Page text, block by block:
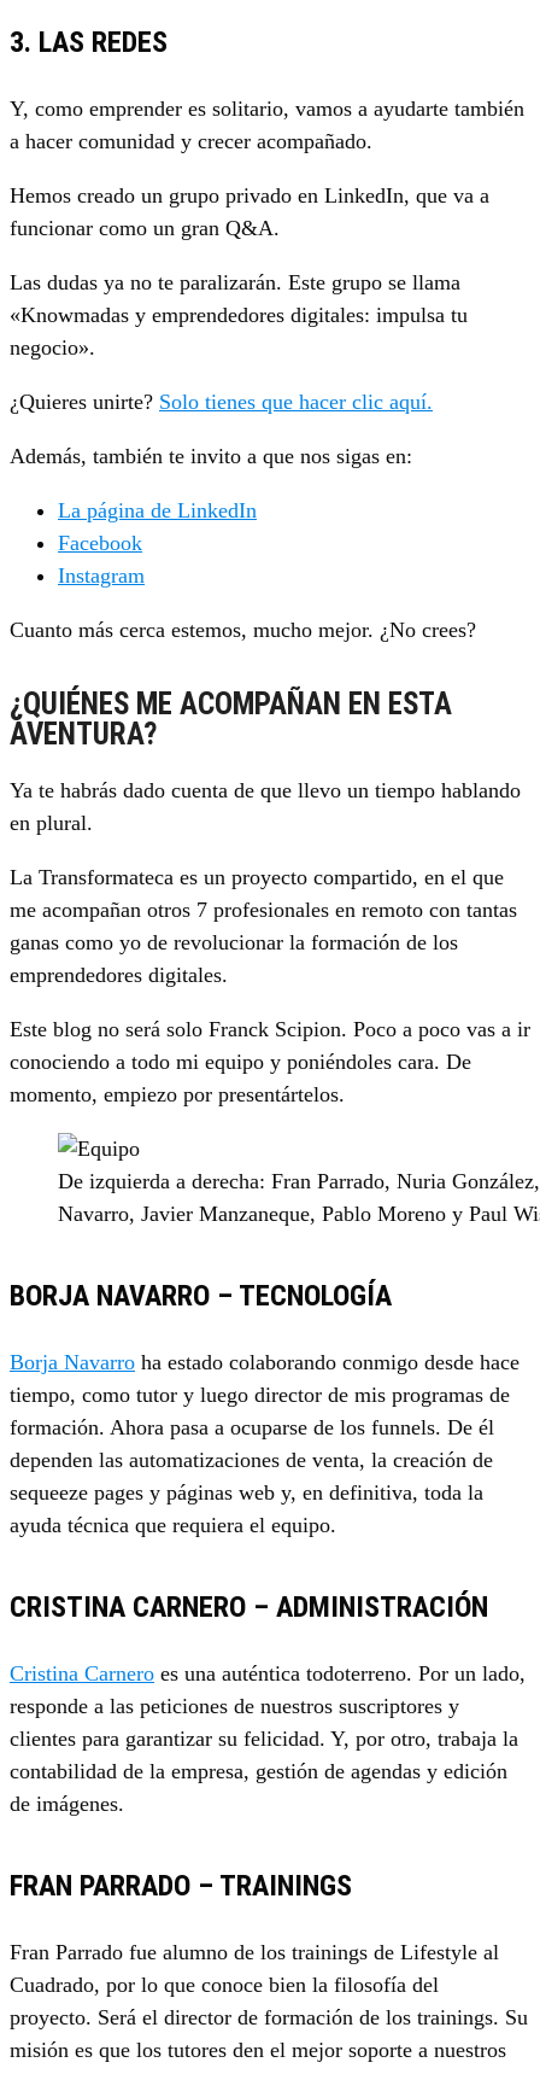
3. LAS REDES
Y, como emprender es solitario, vamos a ayudarte también
a hacer comunidad y crecer acompañado.
Hemos creado un grupo privado en LinkedIn, que va a
funcionar como un gran Q&A.
Las dudas ya no te paralizarán. Este grupo se llama
«Knowmadas y emprendedores digitales: impulsa tu
negocio».
¿Quieres unirte? Solo tienes que hacer clic aquí.
Además, también te invito a que nos sigas en:
La página de LinkedIn
Facebook
Instagram
Cuanto más cerca estemos, mucho mejor. ¿No crees?
¿QUIÉNES ME ACOMPAÑAN EN ESTA
AVENTURA?
Ya te habrás dado cuenta de que llevo un tiempo hablando
en plural.
La Transformateca es un proyecto compartido, en el que
me acompañan otros 7 profesionales en remoto con tantas
ganas como yo de revolucionar la formación de los
emprendedores digitales.
Este blog no será solo Franck Scipion. Poco a poco vas a ir
conociendo a todo mi equipo y poniéndoles cara. De
momento, empiezo por presentártelos.
De izquierda a derecha: Fran Parrado, Nuria
Navarro, Javier Manzaneque, Pablo Moreno y Paul
BORJA NAVARRO – TECNOLOGÍA
Borja Navarro ha estado colaborando conmigo desde hace
tiempo, como tutor y luego director de mis programas de
formación. Ahora pasa a ocuparse de los funnels. De él
dependen las automatizaciones de venta, la creación de
sequeeze pages y páginas web y, en definitiva, toda la
ayuda técnica que requiera el equipo.
CRISTINA CARNERO – ADMINISTRACIÓN
Cristina Carnero es una auténtica todoterreno. Por un lado,
responde a las peticiones de nuestros suscriptores y
clientes para garantizar su felicidad. Y, por otro, trabaja la
contabilidad de la empresa, gestión de agendas y edición
de imágenes.
FRAN PARRADO – TRAININGS
Fran Parrado fue alumno de los trainings de Lifestyle al
Cuadrado, por lo que conoce bien la filosofía del
proyecto. Será el director de formación de los trainings. Su
misión es que los tutores den el mejor soporte a nuestros